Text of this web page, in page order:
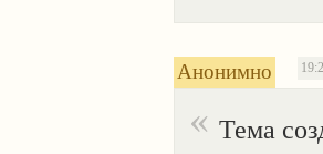
Анонимно
Тема